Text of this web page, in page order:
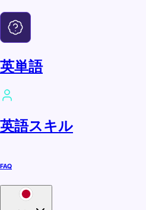
英単語
英語スキル
FAQ